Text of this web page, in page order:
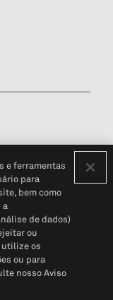
(em inglês)
S&P Global
e ferramentas
para
bem como
a
de dados)
ou
utilize os
ou para
nosso Aviso